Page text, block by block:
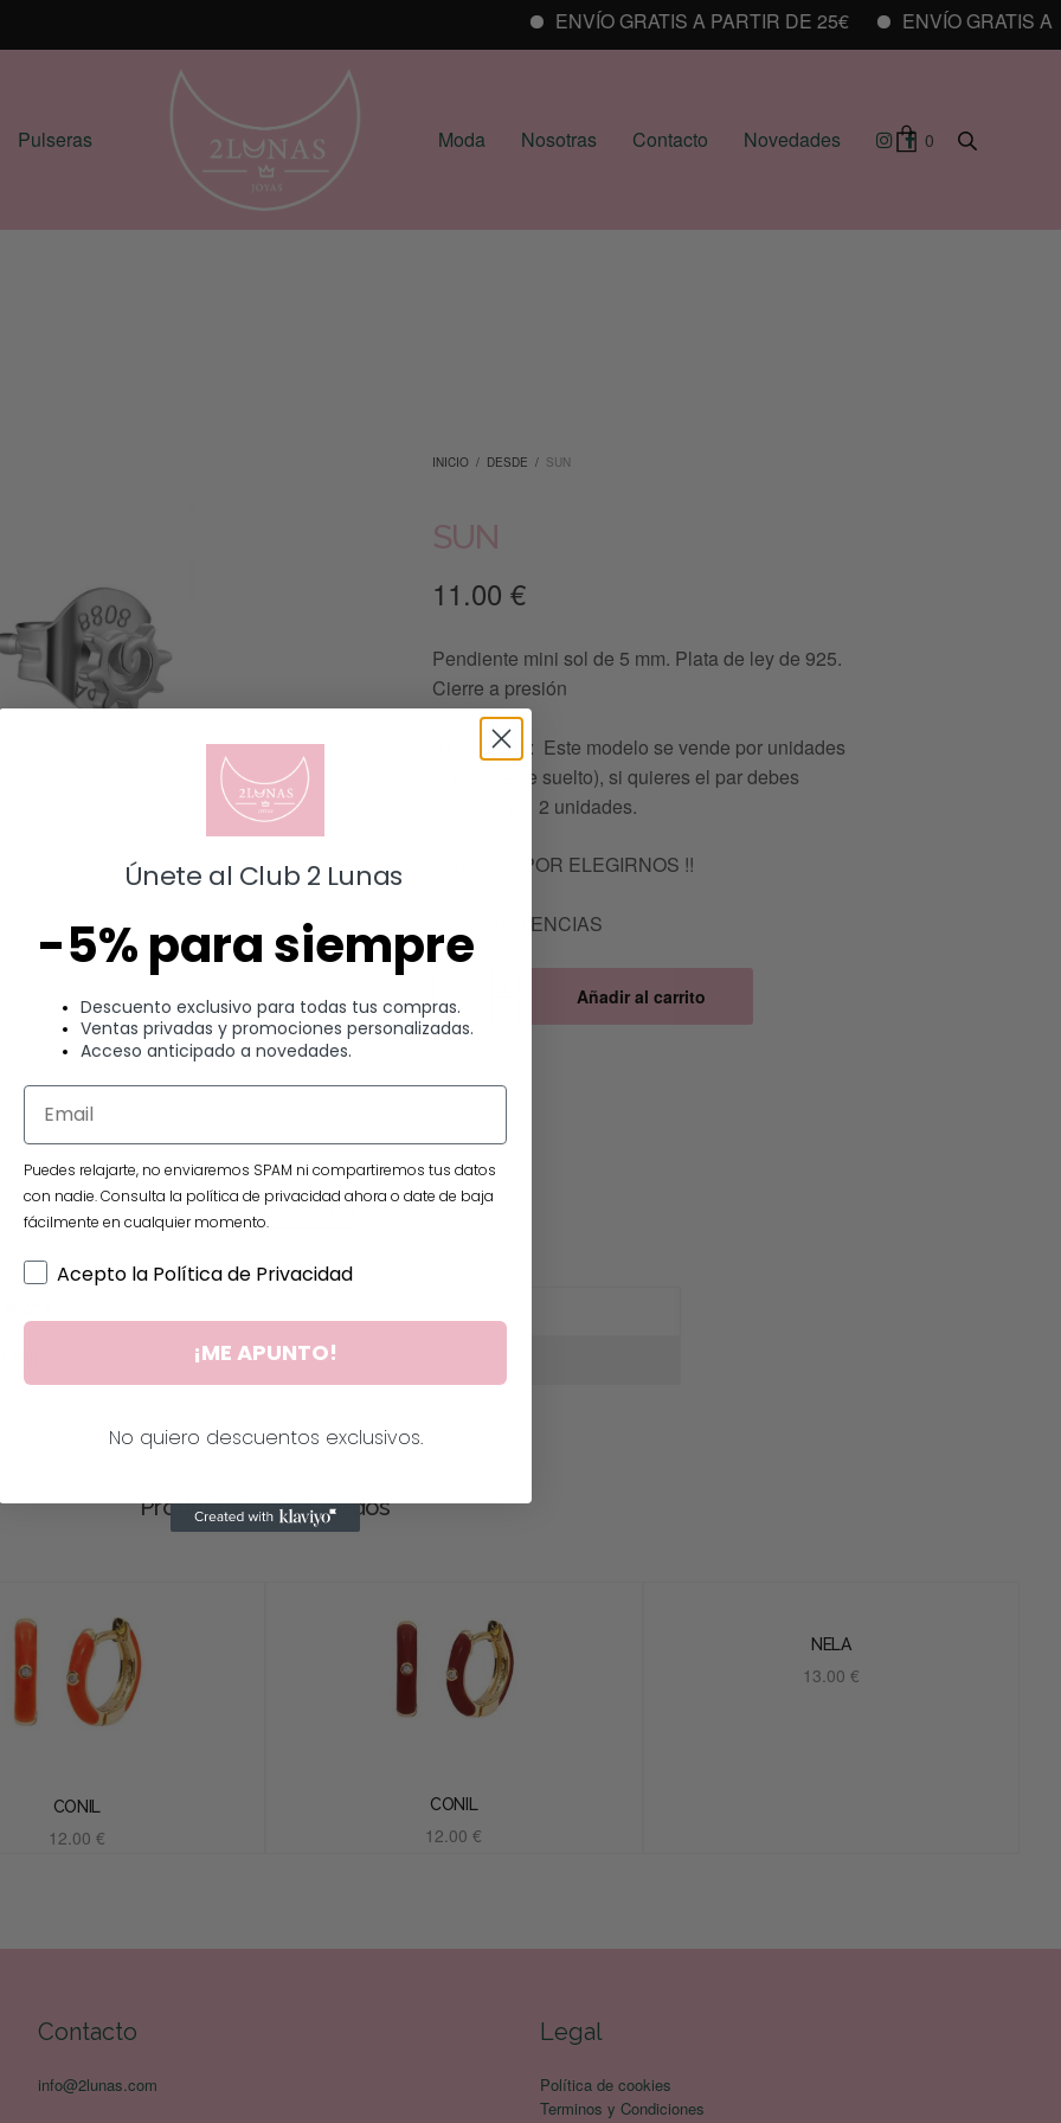
ENVÍO GRATIS A PARTIR DE 25€ ENVÍO GRATIS A
Pulseras Moda Nosotras Contacto Novedades 0
INICIO / DESDE / SUN
SUN
11.00€
Pendiente mini sol de 5 mm. Plata de ley de 925.
Cierre a presión
ATENCIÓN: Este modelo se vende por unidades
(1 pendiente suelto), si quieres el par debes
seleccionar 2 unidades.
GRACIAS POR ELEGIRNOS !!
HAY EXISTENCIAS
Añadir al carrito
Información adicional
Productos relacionados
CONIL
12.00 €
CONIL
12.00€
NELA
13.00 €
Contacto
info@2lunas.com
Legal
Política de cookies
Terminos y Condiciones
Únete al Club 2 Lunas
-5% para siempre
Descuento exclusivo para todas tus compras.
Ventas privadas y promociones personalizadas.
Acceso anticipado a novedades.
Puedes relajarte, no enviaremos SPAM ni compartiremos tus datos
con nadie. Consulta la política de privacidad ahora o date de baja
fácilmente en cualquier momento.
Acepto la Política de Privacidad
¡ME APUNTO!
No quiero descuentos exclusivos.